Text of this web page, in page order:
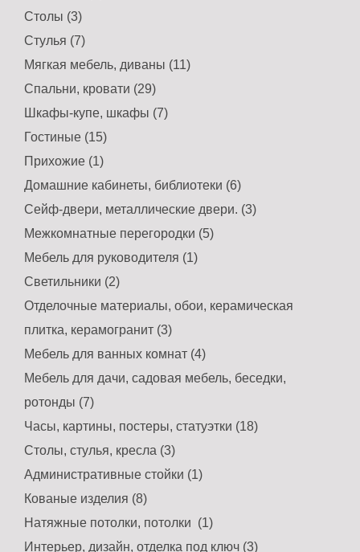
Столы (3)
Стулья (7)
Мягкая мебель, диваны (11)
Спальни, кровати (29)
Шкафы-купе, шкафы (7)
Гостиные (15)
Прихожие (1)
Домашние кабинеты, библиотеки (6)
Сейф-двери, металлические двери. (3)
Межкомнатные перегородки (5)
Мебель для руководителя (1)
Светильники (2)
Отделочные материалы, обои, керамическая
плитка, керамогранит (3)
Мебель для ванных комнат (4)
Мебель для дачи, садовая мебель, беседки,
ротонды (7)
Часы, картины, постеры, статуэтки (18)
Столы, стулья, кресла (3)
Административные стойки (1)
Кованые изделия (8)
Натяжные потолки, потолки (1)
Интерьер, дизайн, отделка под ключ (3)